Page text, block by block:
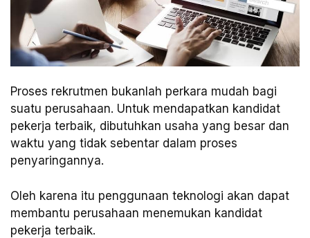
Proses rekrutmen bukanlah perkara mudah bagi
suatu perusahaan. Untuk mendapatkan kandidat
pekerja terbaik, dibutuhkan usaha yang besar dan
waktu yang tidak sebentar dalam proses
penyaringannya.
Oleh karena itu penggunaan teknologi akan dapat
membantu perusahaan menemukan kandidat
pekerja terbaik.